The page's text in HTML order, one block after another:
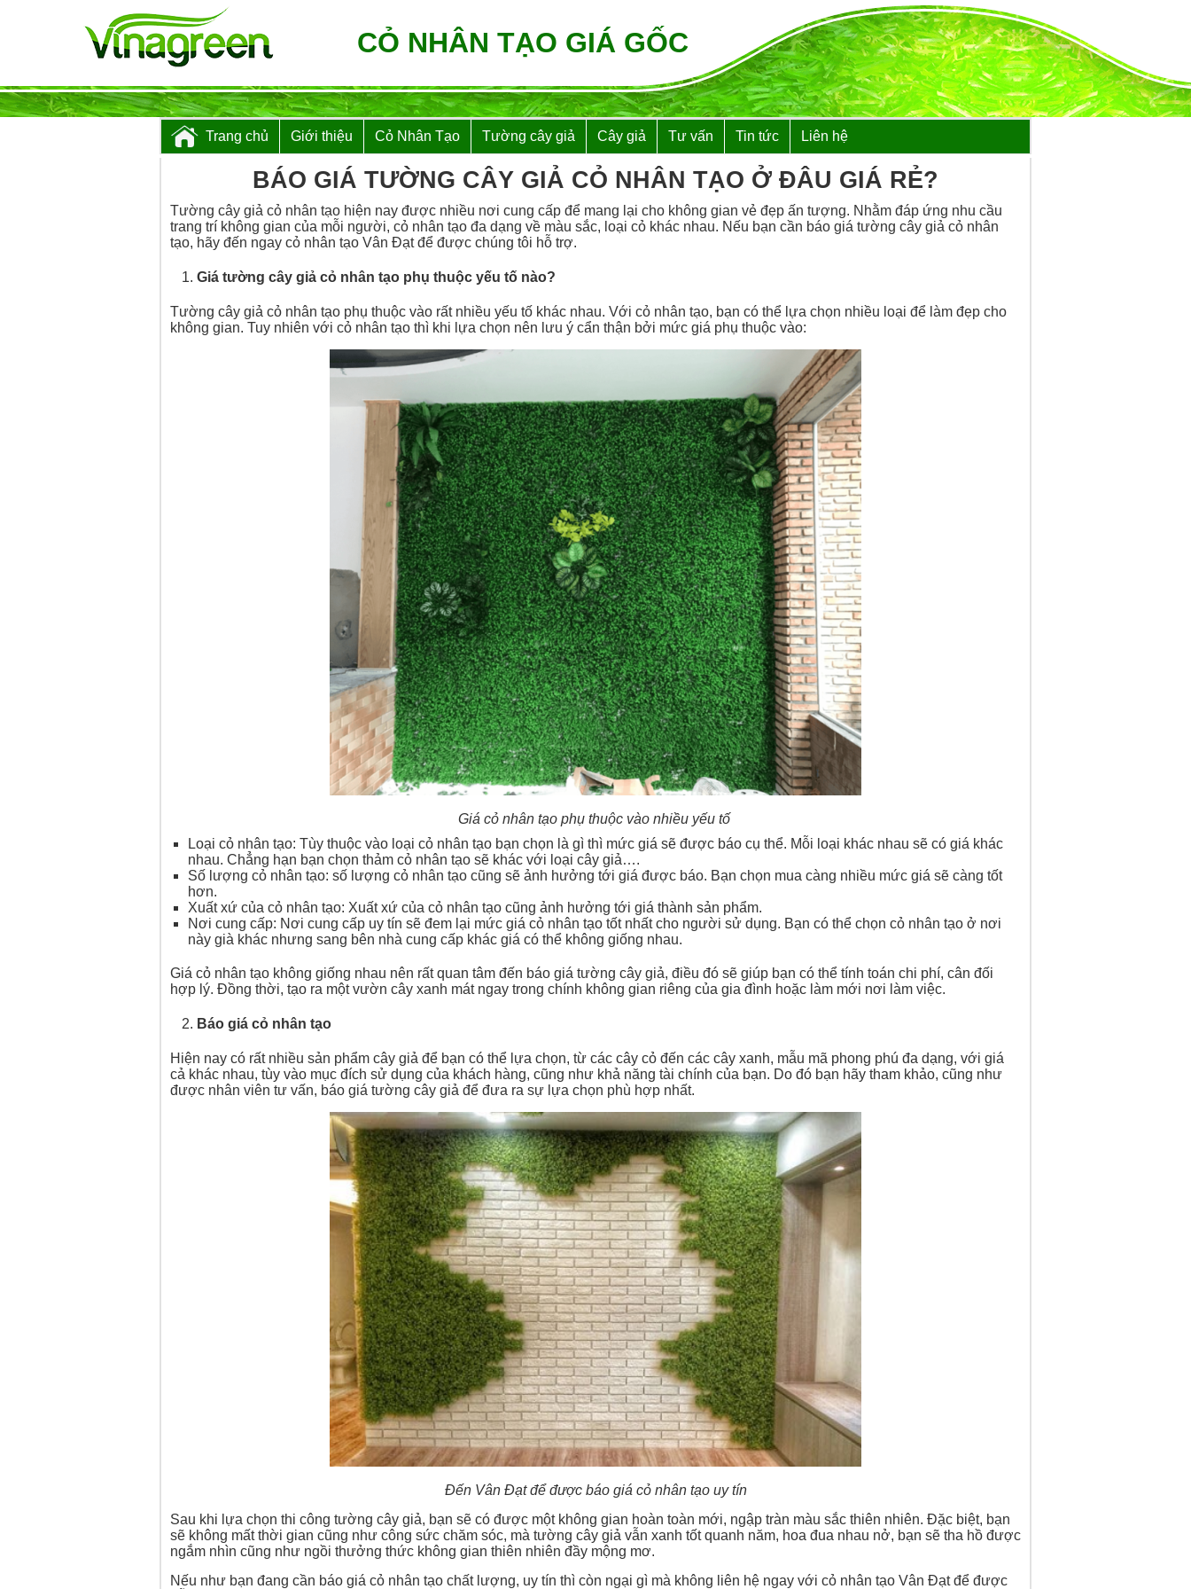
CỎ NHÂN TẠO GIÁ GỐC
Trang chủ Giới thiệu Cỏ Nhân Tạo Tường cây giả Cây giả Tư vấn Tin tức Liên hệ
BÁO GIÁ TƯỜNG CÂY GIẢ CỎ NHÂN TẠO Ở ĐÂU GIÁ RẺ?
Tường cây giả cỏ nhân tạo hiện nay được nhiều nơi cung cấp để mang lại cho không gian vẻ đẹp ấn tượng. Nhằm đáp ứng nhu cầu
trang trí không gian của mỗi người, cỏ nhân tạo đa dạng về màu sắc, loại cỏ khác nhau. Nếu bạn cần báo giá tường cây giả cỏ nhân
tạo, hãy đến ngay cỏ nhân tạo Vân Đạt để được chúng tôi hỗ trợ.
Giá tường cây giả cỏ nhân tạo phụ thuộc yếu tố nào?
Tường cây giả cỏ nhân tạo phụ thuộc vào rất nhiều yếu tố khác nhau. Với cỏ nhân tạo, bạn có thể lựa chọn nhiều loại để làm đẹp cho
không gian. Tuy nhiên với cỏ nhân tạo thì khi lựa chọn nên lưu ý cẩn thận bởi mức giá phụ thuộc vào:
Giá cỏ nhân tạo phụ thuộc vào nhiều yếu tố
Loại cỏ nhân tạo: Tùy thuộc vào loại cỏ nhân tạo bạn chọn là gì thì mức giá sẽ được báo cụ thể. Mỗi loại khác nhau sẽ có giá khác
nhau. Chẳng hạn bạn chọn thảm cỏ nhân tạo sẽ khác với loại cây giả….
Số lượng cỏ nhân tạo: số lượng cỏ nhân tạo cũng sẽ ảnh hưởng tới giá được báo. Bạn chọn mua càng nhiều mức giá sẽ càng tốt
hơn.
Xuất xứ của cỏ nhân tạo: Xuất xứ của cỏ nhân tạo cũng ảnh hưởng tới giá thành sản phẩm.
Nơi cung cấp: Nơi cung cấp uy tín sẽ đem lại mức giá cỏ nhân tạo tốt nhất cho người sử dụng. Bạn có thể chọn cỏ nhân tạo ở nơi
này già khác nhưng sang bên nhà cung cấp khác giá có thể không giống nhau.
Giá cỏ nhân tạo không giống nhau nên rất quan tâm đến báo giá tường cây giả, điều đó sẽ giúp bạn có thể tính toán chi phí, cân đối
hợp lý. Đồng thời, tạo ra một vườn cây xanh mát ngay trong chính không gian riêng của gia đình hoặc làm mới nơi làm việc.
Báo giá cỏ nhân tạo
Hiện nay có rất nhiều sản phẩm cây giả để bạn có thể lựa chọn, từ các cây cỏ đến các cây xanh, mẫu mã phong phú đa dạng, với giá
cả khác nhau, tùy vào mục đích sử dụng của khách hàng, cũng như khả năng tài chính của bạn. Do đó bạn hãy tham khảo, cũng như
được nhân viên tư vấn, báo giá tường cây giả để đưa ra sự lựa chọn phù hợp nhất.
Đến Vân Đạt để được báo giá cỏ nhân tạo uy tín
Sau khi lựa chọn thi công tường cây giả, bạn sẽ có được một không gian hoàn toàn mới, ngập tràn màu sắc thiên nhiên. Đặc biệt, bạn
sẽ không mất thời gian cũng như công sức chăm sóc, mà tường cây giả vẫn xanh tốt quanh năm, hoa đua nhau nở, bạn sẽ tha hồ được
ngắm nhìn cũng như ngồi thưởng thức không gian thiên nhiên đầy mộng mơ.
Nếu như bạn đang cần báo giá cỏ nhân tạo chất lượng, uy tín thì còn ngại gì mà không liên hệ ngay với cỏ nhân tạo Vân Đạt để được